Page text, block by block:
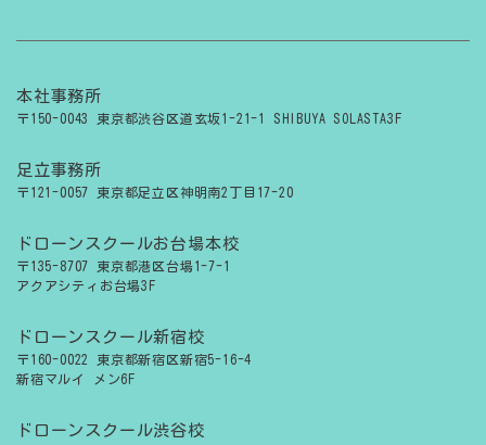
本社事務所
〒150-0043 東京都渋谷区道玄坂1-21-1 SHIBUYA SOLASTA3F
足立事務所
〒121-0057 東京都足立区神明南2丁目17-20
ドローンスクールお台場本校
〒135-8707 東京都港区台場1-7-1
アクアシティお台場3F
ドローンスクール新宿校
〒160-0022 東京都新宿区新宿5-16-4
新宿マルイ メン6F
ドローンスクール渋谷校